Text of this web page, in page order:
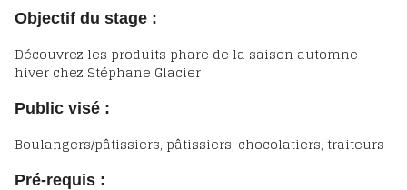
Objectif du stage :
Découvrez les produits phare de la saison automne-
hiver chez Stéphane Glacier
Public visé :
Boulangers/pâtissiers, pâtissiers, chocolatiers, traiteurs
Pré-requis :